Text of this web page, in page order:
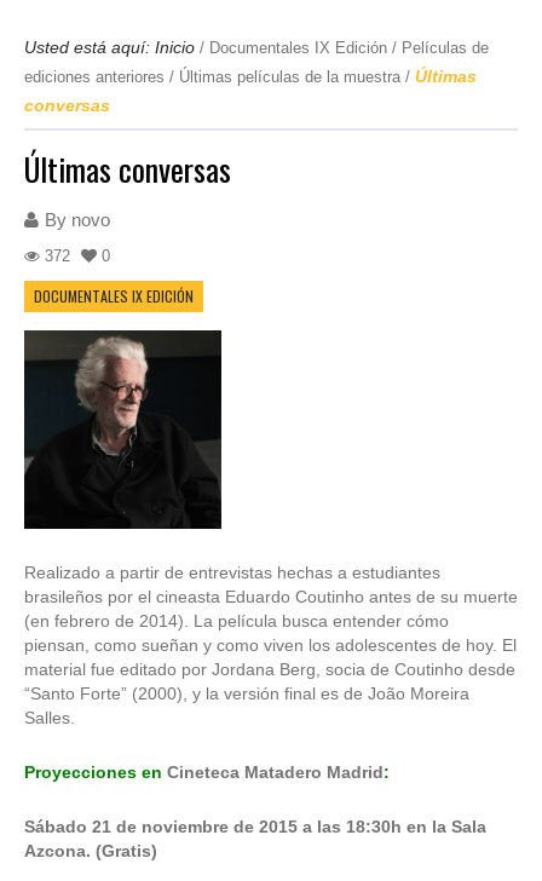
Usted está aquí: Inicio / Documentales IX Edición / Películas de
ediciones anteriores / Últimas películas de la muestra/ Últimas
conversas
Últimas conversas
By novo
372 0
DOCUMENTALES IX EDICIÓN
Realizado a partir de entrevistas hechas a estudiantes
brasileños por el cineasta Eduardo Coutinho antes de su muerte
(en febrero de 2014). La película busca entender cómo
piensan, como sueñan y como viven los adolescentes de hoy. El
material fue editado por Jordana Berg, socia de Coutinho desde
“Santo Forte” (2000), y la versión final es de João Moreira
Salles.
Proyecciones en Cineteca Matadero Madrid:
Sábado 21 de noviembre de 2015 a las 18:30h en la Sala
Azcona. (Gratis)